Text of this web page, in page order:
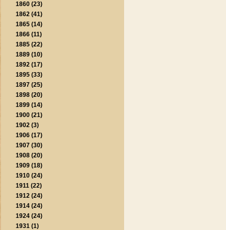
1860 (23)
1862 (41)
1865 (14)
1866 (11)
1885 (22)
1889 (10)
1892 (17)
1895 (33)
1897 (25)
1898 (20)
1899 (14)
1900 (21)
1902 (3)
1906 (17)
1907 (30)
1908 (20)
1909 (18)
1910 (24)
1911 (22)
1912 (24)
1914 (24)
1924 (24)
1931 (1)